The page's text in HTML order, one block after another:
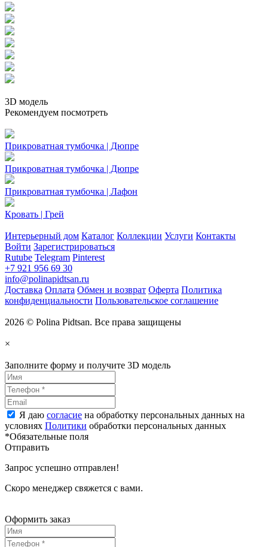
3D модель
Рекомендуем посмотреть
Прикроватная тумбочка | Дюпре
Прикроватная тумбочка | Дюпре
Прикроватная тумбочка | Лафон
Кровать | Грей
Интерьерный дом Каталог Коллекции Услуги Контакты
Войти Зарегистрироваться
Rutube Telegram Pinterest
+7 921 956 69 30
info@polinapidtsan.ru
Доставка Оплата Обмен и возврат Оферта Политика
конфиденциальности Пользовательское соглашение
2026 © Polina Pidtsan. Все права защищены
×
Заполните форму и получите 3D модель
Я даю согласие на обработку персональных данных на
условиях Политики обработки персональных данных
*Обязательные поля
Отправить
Запрос успешно отправлен!
Скоро менеджер свяжется с вами.
Оформить заказ